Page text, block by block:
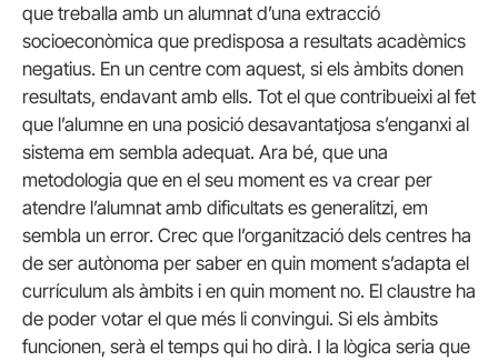
que treballa amb un alumnat d’una extracció
socioeconòmica que predisposa a resultats acadèmics
negatius. En un centre com aquest, si els àmbits donen
resultats, endavant amb ells. Tot el que contribueixi al fet
que l’alumne en una posició desavantatjosa s’enganxi al
sistema em sembla adequat. Ara bé, que una
metodologia que en el seu moment es va crear per
atendre l’alumnat amb dificultats es generalitzi, em
sembla un error. Crec que l’organització dels centres ha
de ser autònoma per saber en quin moment s’adapta el
currículum als àmbits i en quin moment no. El claustre ha
de poder votar el que més li convingui. Si els àmbits
funcionen, serà el temps qui ho dirà. I la lògica seria que